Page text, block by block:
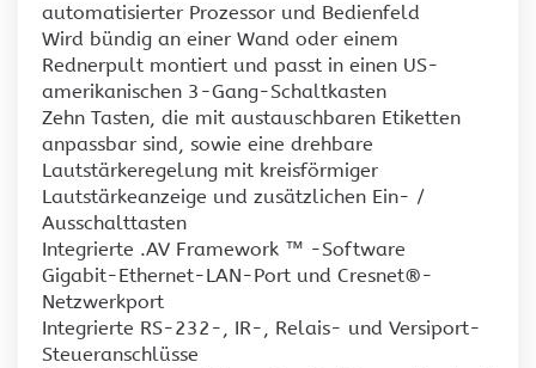
automatisierter Prozessor und Bedienfeld
Wird bündig an einer Wand oder einem
Rednerpult montiert und passt in einen US-
amerikanischen 3-Gang-Schaltkasten
Zehn Tasten, die mit austauschbaren Etiketten
anpassbar sind, sowie eine drehbare
Lautstärkeregelung mit kreisförmiger
Lautstärkeanzeige und zusätzlichen Ein- /
Ausschalttasten
Integrierte .AV Framework ™ -Software
Gigabit-Ethernet-LAN-Port und Cresnet®-
Netzwerkport
Integrierte RS-232-, IR-, Relais- und Versiport-
Steueranschlüsse